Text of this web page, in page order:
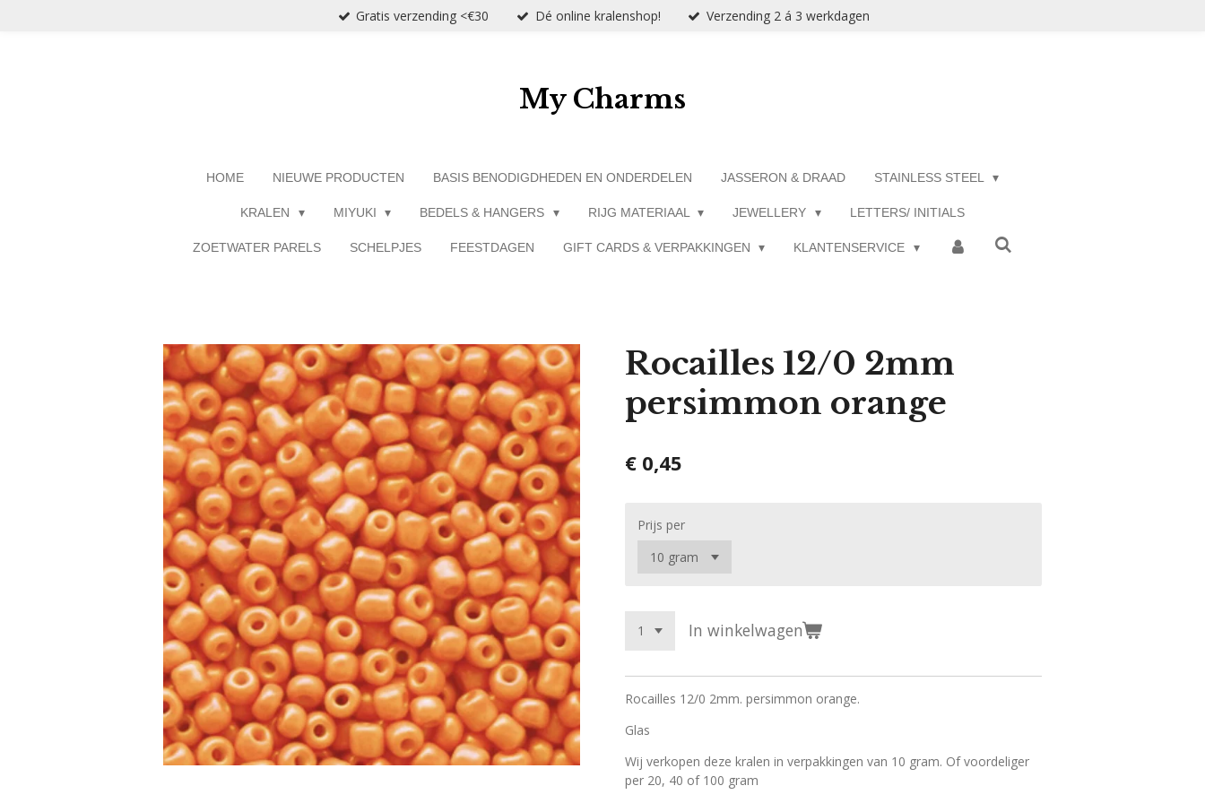
Gratis verzending <€30 Dé online kralenshop! Verzending 2 á 3 werkdagen
My Charms
HOME NIEUWE PRODUCTEN BASIS BENODIGDHEDEN EN ONDERDELEN JASSERON & DRAAD STAINLESS STEEL
KRALEN MIYUKI BEDELS & HANGERS RIJG MATERIAAL JEWELLERY LETTERS/ INITIALS
ZOETWATER PARELS SCHELPJES FEESTDAGEN GIFT CARDS & VERPAKKINGEN KLANTENSERVICE
Rocailles 12/0 2mm
persimmon orange
€ 0,45
Prijs per
In winkelwagen
Rocailles 12/0 2mm. persimmon orange.
Glas
Wij verkopen deze kralen in verpakkingen van 10 gram. Of voordeliger
per 20, 40 of 100 gram